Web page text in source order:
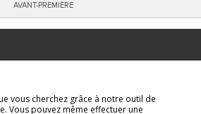
AVANT-PREMIÈRE
vous cherchez grâce à notre outil de
Vous pouvez même effectuer une